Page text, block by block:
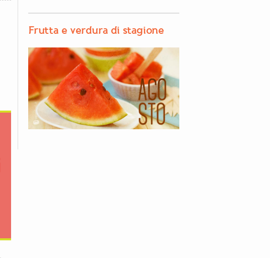
Frutta e verdura di stagione